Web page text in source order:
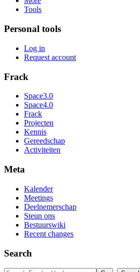
Tools
Personal tools
Log in
Request account
Frack
Space3.0
Space4.0
Frack
Projecten
Kennis
Gereedschap
Activiteiten
Meta
Kalender
Meetings
Deelnemerschap
Steun ons
Bestuurswiki
Recent changes
Search